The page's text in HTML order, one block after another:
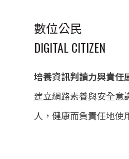
數位公民
DIGITAL CITIZEN
培養資訊判讀力與責任
建立網路素養與安全意
人，健康而負責任地使